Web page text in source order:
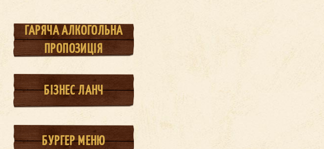
ГАРЯЧА АЛКОГОЛЬНА
ПРОПОЗИЦІЯ
БІЗНЕС ЛАНЧ
БУРГЕР МЕНЮ